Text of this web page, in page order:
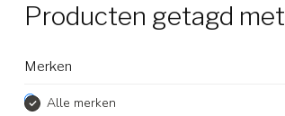
Producten getagd
Merken
Alle merken